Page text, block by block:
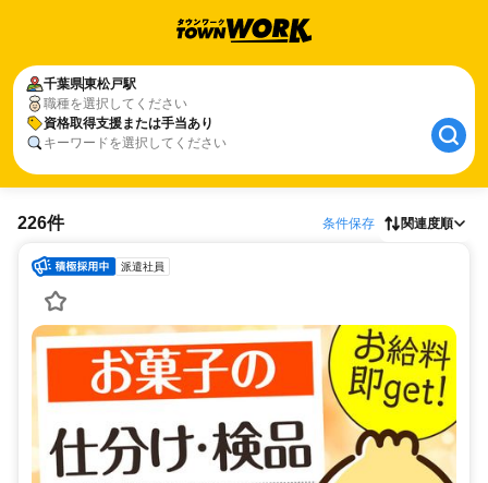
千葉県東松戸駅
職種を選択してください
資格取得支援または手当あり
キーワードを選択してください
226件 条件保存 関連度順
派遣社員